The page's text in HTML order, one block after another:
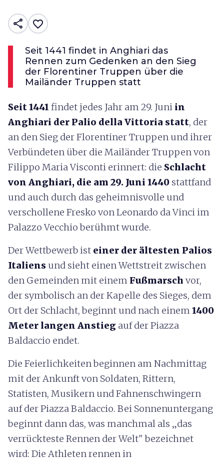
share favorite_border
Seit 1441 findet in Anghiari das
Rennen zum Gedenken an den Sieg
der Florentiner Truppen über die
Mailänder Truppen statt
Seit 1441 findet jedes Jahr am 29. Juni in
Anghiari der Palio della Vittoria statt, der
an den Sieg der Florentiner Truppen und ihrer
Verbündeten über die Mailänder Truppen von
Filippo Maria Visconti erinnert: die Schlacht
von Anghiari, die am 29. Juni 1440 stattfand
und auch durch das geheimnisvolle und
verschollene Fresko von Leonardo da Vinci im
Palazzo Vecchio berühmt wurde.
Der Wettbewerb ist einer der ältesten Palios
Italiens und sieht einen Wettstreit zwischen
den Gemeinden mit einem Fußmarsch vor,
der symbolisch an der Kapelle des Sieges, dem
Ort der Schlacht, beginnt und nach einem 1400
Meter langen Anstieg auf der Piazza
Baldaccio endet.
Die Feierlichkeiten beginnen am Nachmittag
mit der Ankunft von Soldaten, Rittern,
Statisten, Musikern und Fahnenschwingern
auf der Piazza Baldaccio. Bei Sonnenuntergang
beginnt dann das, was manchmal als „das
verrückteste Rennen der Welt" bezeichnet
wird: Die Athleten rennen in